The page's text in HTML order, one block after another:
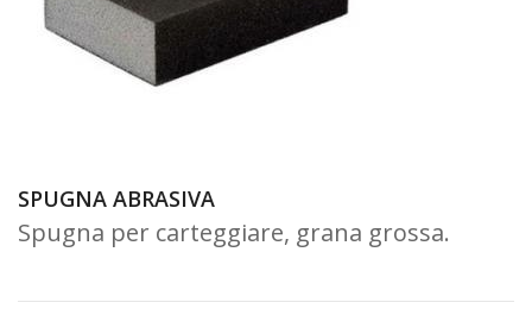
SPUGNA ABRASIVA
Spugna per carteggiare, grana grossa.